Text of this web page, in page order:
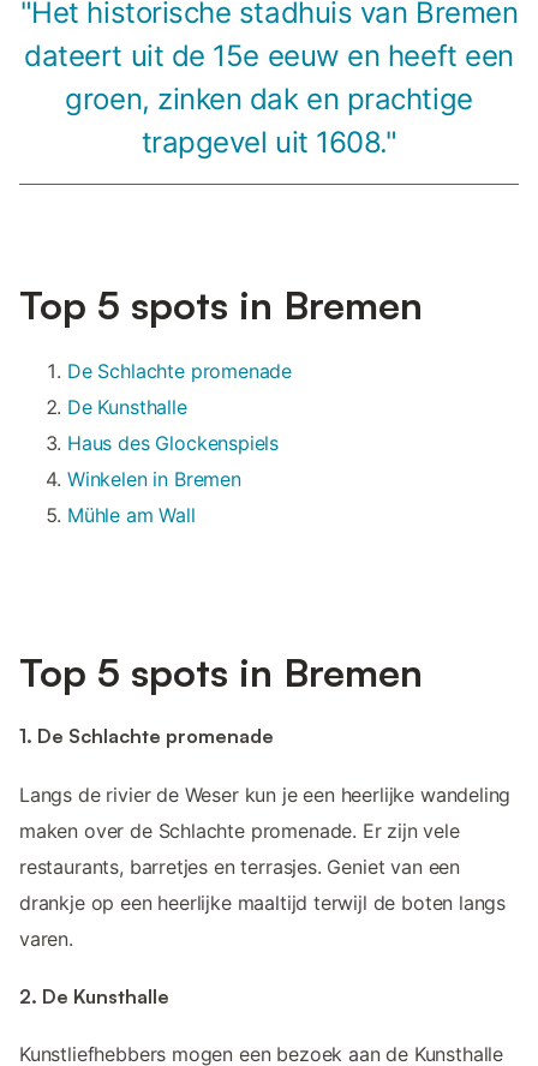
"Het historische stadhuis van Bremen
dateert uit de 15e eeuw en heeft een
groen, zinken dak en prachtige
trapgevel uit 1608."
Top 5 spots in Bremen
De Schlachte promenade
De Kunsthalle
Haus des Glockenspiels
Winkelen in Bremen
Mühle am Wall
Top 5 spots in Bremen
1. De Schlachte promenade
Langs de rivier de Weser kun je een heerlijke wandeling
maken over de Schlachte promenade. Er zijn vele
restaurants, barretjes en terrasjes. Geniet van een
drankje op een heerlijke maaltijd terwijl de boten langs
varen.
2. De Kunsthalle
Kunstliefhebbers mogen een bezoek aan de Kunsthalle